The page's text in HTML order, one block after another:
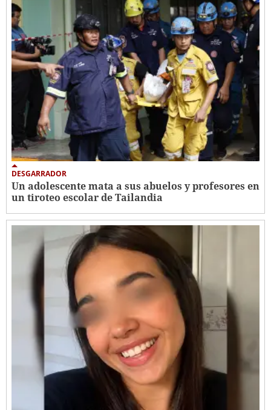
DESGARRADOR
Un adolescente mata a sus abuelos y profesores en
un tiroteo escolar de Tailandia